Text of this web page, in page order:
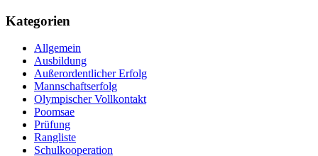
Kategorien
Allgemein
Ausbildung
Außerordentlicher Erfolg
Mannschaftserfolg
Olympischer Vollkontakt
Poomsae
Prüfung
Rangliste
Schulkooperation